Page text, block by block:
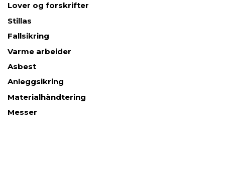
Lover og forskrifter
Stillas
Fallsikring
Varme arbeider
Asbest
Anleggsikring
Materialhåndtering
Messer